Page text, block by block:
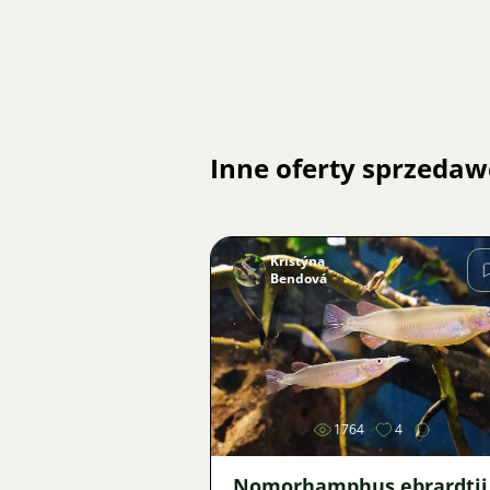
Inne oferty
Zdjęcie
Kristýna
Bendová
1764 4